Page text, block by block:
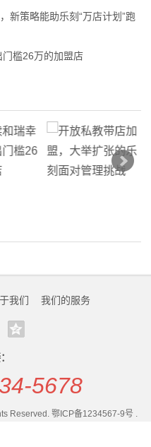
新策略能助乐刻“万店计划”跑
槛26万的加盟店
我们 我们的服务
5678
Reserved. 鄂ICP备1234567-9号 .